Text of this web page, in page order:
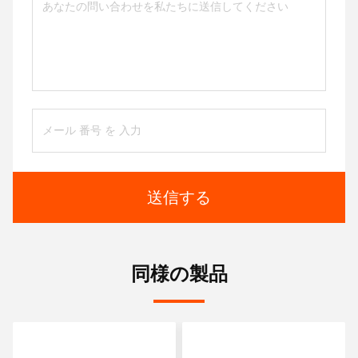
送信する
同様の製品